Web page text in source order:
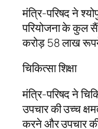
मंत्रि-परिषद ने
परियोजना के कुल
करोड़ 58 लाख
चिकित्सा शिक्षा
मंत्रि-परिषद ने
उपचार की उच्च
करने और उपचार